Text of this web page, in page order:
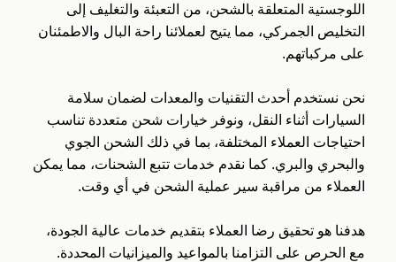
اللوجستية المتعلقة بالشحن، من التعبئة والتغليف إلى
التخليص الجمركي، مما يتيح لعملائنا راحة البال والاطمئنان
على مركباتهم.
نحن نستخدم أحدث التقنيات والمعدات لضمان سلامة
السيارات أثناء النقل، ونوفر خيارات شحن متعددة تناسب
احتياجات العملاء المختلفة، بما في ذلك الشحن الجوي
والبحري والبري. كما نقدم خدمات تتبع الشحنات، مما يمكن
العملاء من مراقبة سير عملية الشحن في أي وقت.
هدفنا هو تحقيق رضا العملاء بتقديم خدمات عالية الجودة،
مع الحرص على التزامنا بالمواعيد والميزانيات المحددة.